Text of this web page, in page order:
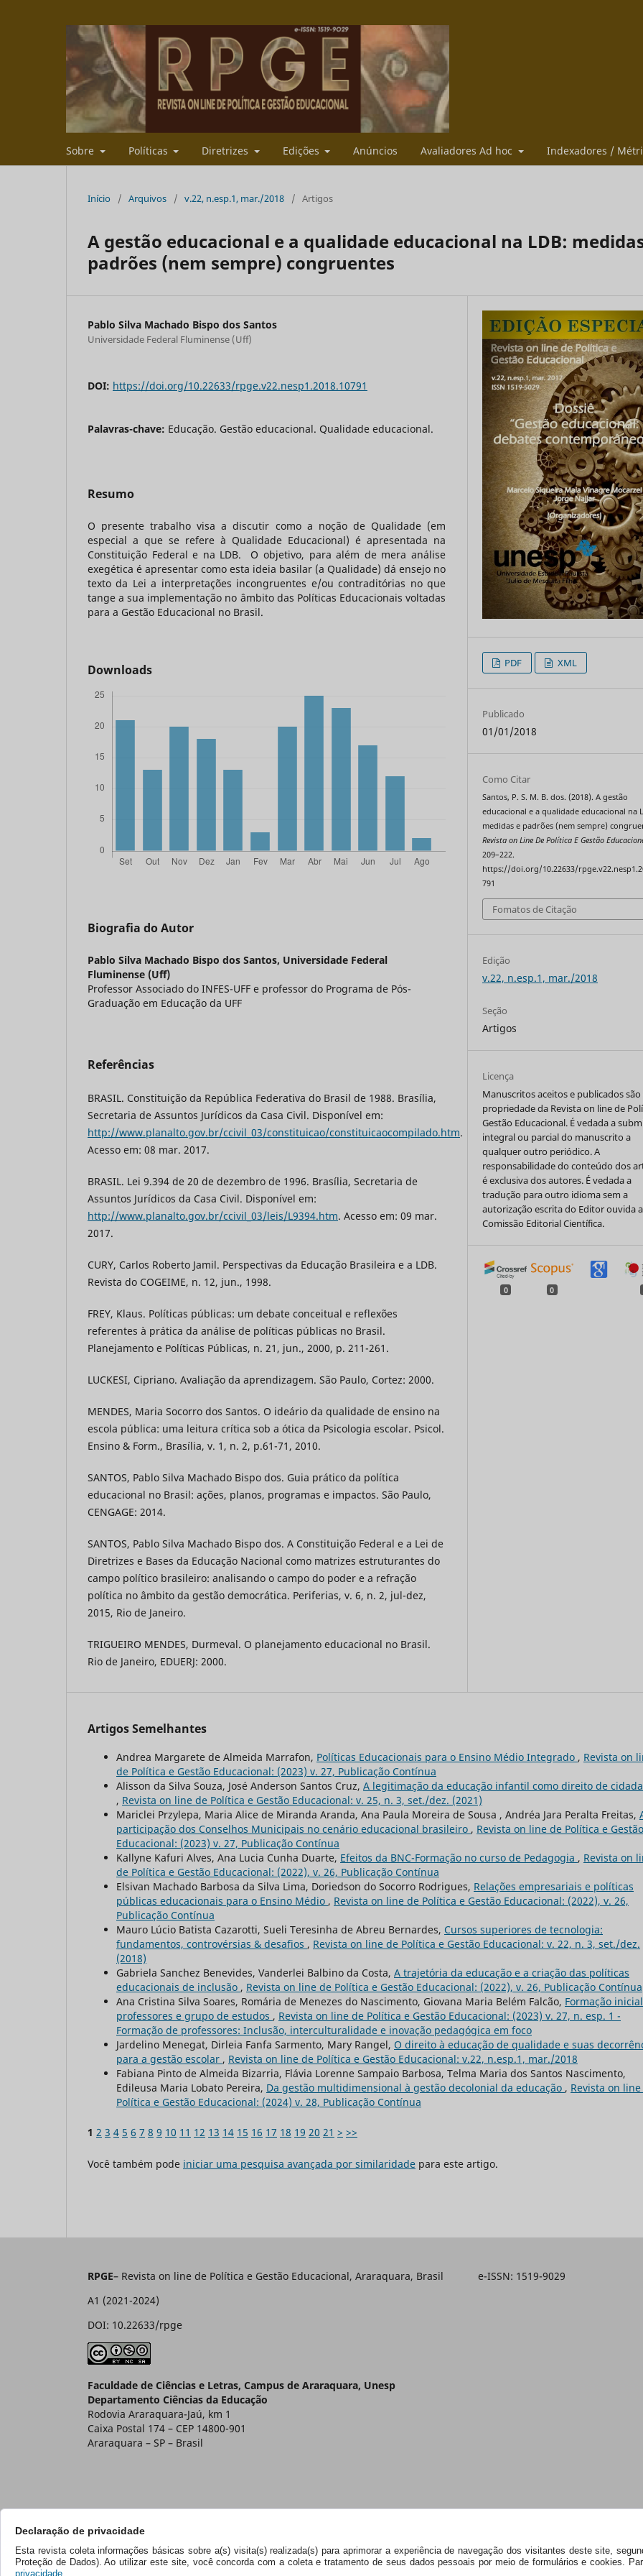
Declaração de privacidade
Esta revista coleta informações básicas sobre a(s) visita(s) realizada(s) para aprimorar a experiência de navegação dos visitantes deste site,
Proteção de Dados). Ao utilizar este site, você concorda com a coleta e tratamento de seus dados pessoais por meio de formulários e cookies.
privacidade.
Sobre Políticas Diretrizes Edições Anúncios Avaliadores Ad hoc Indexadores /
Início / Arquivos / v.22, n.esp.1, mar./2018 / Artigos
A gestão educacional e a qualidade educacional na LDB:
padrões (nem sempre) congruentes
Pablo Silva Machado Bispo dos Santos
Universidade Federal Fluminense (Uff)
DOI: https://doi.org/10.22633/rpge.v22.nesp1.2018.10791
Palavras-chave: Educação. Gestão educacional. Qualidade educacional.
Resumo
O presente trabalho visa a discutir como a noção de Qualidade (em
especial a que se refere à Qualidade Educacional) é apresentada na
Constituição Federal e na LDB. O objetivo, para além de mera análise
exegética é apresentar como esta ideia basilar (a Qualidade) dá ensejo no
texto da Lei a interpretações incongruentes e/ou contraditórias no que
tange a sua implementação no âmbito das Políticas Educacionais voltadas
para a Gestão Educacional no Brasil.
Downloads
Biografia do Autor
Pablo Silva Machado Bispo dos Santos, Universidade Federal
Fluminense (Uff)
Professor Associado do INFES-UFF e professor do Programa de Pós-
Graduação em Educação da UFF
Referências
BRASIL. Constituição da República Federativa do Brasil de 1988. Brasília,
Secretaria de Assuntos Jurídicos da Casa Civil. Disponível em:
http://www.planalto.gov.br/ccivil_03/constituicao/constituicaocompilado.htm.
Acesso em: 08 mar. 2017.
BRASIL. Lei 9.394 de 20 de dezembro de 1996. Brasília, Secretaria de
Assuntos Jurídicos da Casa Civil. Disponível em:
http://www.planalto.gov.br/ccivil_03/leis/L9394.htm. Acesso em: 09 mar.
2017.
CURY, Carlos Roberto Jamil. Perspectivas da Educação Brasileira e a LDB.
Revista do COGEIME, n. 12, jun., 1998.
FREY, Klaus. Políticas públicas: um debate conceitual e reflexões
referentes à prática da análise de políticas públicas no Brasil.
Planejamento e Políticas Públicas, n. 21, jun., 2000, p. 211-261.
LUCKESI, Cipriano. Avaliação da aprendizagem. São Paulo, Cortez: 2000.
MENDES, Maria Socorro dos Santos. O ideário da qualidade de ensino na
escola pública: uma leitura crítica sob a ótica da Psicologia escolar. Psicol.
Ensino & Form., Brasília, v. 1, n. 2, p.61-71, 2010.
SANTOS, Pablo Silva Machado Bispo dos. Guia prático da política
educacional no Brasil: ações, planos, programas e impactos. São Paulo,
CENGAGE: 2014.
SANTOS, Pablo Silva Machado Bispo dos. A Constituição Federal e a Lei de
Diretrizes e Bases da Educação Nacional como matrizes estruturantes do
campo político brasileiro: analisando o campo do poder e a refração
política no âmbito da gestão democrática. Periferias, v. 6, n. 2, jul-dez,
2015, Rio de Janeiro.
TRIGUEIRO MENDES, Durmeval. O planejamento educacional no Brasil.
Rio de Janeiro, EDUERJ: 2000.
PDF XML
Publicado
01/01/2018
Como Citar
Santos, P. S. M. B. dos. (2018). A gestão
educacional e a qualidade educacional na
medidas e padrões (nem sempre)
Revista on Line De Política E Gestão
209–222.
https://doi.org/10.22633/
791
Fomatos de Citação
Edição
v.22, n.esp.1, mar./2018
Seção
Artigos
Licença
Manuscritos aceitos e publicados são
propriedade da Revista on line de
Gestão Educacional. É vedada a
integral ou parcial do manuscrito a
qualquer outro periódico. A
responsabilidade do conteúdo dos
é exclusiva dos autores. É vedada a
tradução para outro idioma sem a
autorização escrita do Editor ouvida a
Comissão Editorial Científica.
0 0
Artigos Semelhantes
Andrea Margarete de Almeida Marrafon, Políticas Educacionais para o Ensino Médio Integrado , Revista on
de Política e Gestão Educacional: (2023) v. 27, Publicação Contínua
Alisson da Silva Souza, José Anderson Santos Cruz, A legitimação da educação infantil como direito de
, Revista on line de Política e Gestão Educacional: v. 25, n. 3, set./dez. (2021)
Mariclei Przylepa, Maria Alice de Miranda Aranda, Ana Paula Moreira de Sousa , Andréa Jara Peralta Freitas,
participação dos Conselhos Municipais no cenário educacional brasileiro , Revista on line de Política e Gestão
Educacional: (2023) v. 27, Publicação Contínua
Kallyne Kafuri Alves, Ana Lucia Cunha Duarte, Efeitos da BNC-Formação no curso de Pedagogia , Revista on
de Política e Gestão Educacional: (2022), v. 26, Publicação Contínua
Elsivan Machado Barbosa da Silva Lima, Doriedson do Socorro Rodrigues, Relações empresariais e políticas
públicas educacionais para o Ensino Médio , Revista on line de Política e Gestão Educacional: (2022), v. 26,
Publicação Contínua
Mauro Lúcio Batista Cazarotti, Sueli Teresinha de Abreu Bernardes, Cursos superiores de tecnologia:
fundamentos, controvérsias & desafios , Revista on line de Política e Gestão Educacional: v. 22, n. 3, set./dez.
(2018)
Gabriela Sanchez Benevides, Vanderlei Balbino da Costa, A trajetória da educação e a criação das políticas
educacionais de inclusão , Revista on line de Política e Gestão Educacional: (2022), v. 26, Publicação Contínua
Ana Cristina Silva Soares, Romária de Menezes do Nascimento, Giovana Maria Belém Falcão, Formação
professores e grupo de estudos , Revista on line de Política e Gestão Educacional: (2023) v. 27, n. esp. 1 -
Formação de professores: Inclusão, interculturalidade e inovação pedagógica em foco
Jardelino Menegat, Dirleia Fanfa Sarmento, Mary Rangel, O direito à educação de qualidade e suas
para a gestão escolar , Revista on line de Política e Gestão Educacional: v.22, n.esp.1, mar./2018
Fabiana Pinto de Almeida Bizarria, Flávia Lorenne Sampaio Barbosa, Telma Maria dos Santos Nascimento,
Edileusa Maria Lobato Pereira, Da gestão multidimensional à gestão decolonial da educação , Revista on
Política e Gestão Educacional: (2024) v. 28, Publicação Contínua
1 2 3 4 5 6 7 8 9 10 11 12 13 14 15 16 17 18 19 20 21 > >>
Você também pode iniciar uma pesquisa avançada por similaridade para este artigo.
RPGE– Revista on line de Política e Gestão Educacional, Araraquara, Brasil e-ISSN: 1519-9029
A1 (2021-2024)
DOI: 10.22633/rpge
Faculdade de Ciências e Letras, Campus de Araraquara, Unesp
Departamento Ciências da Educação
Rodovia Araraquara-Jaú, km 1
Caixa Postal 174 – CEP 14800-901
Araraquara – SP – Brasil